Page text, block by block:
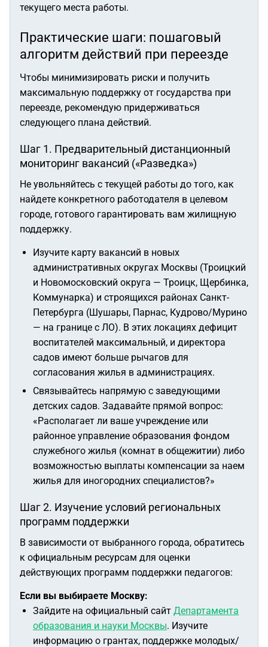
текущего места работы.
Практические шаги: пошаговый
алгоритм действий при переезде
Чтобы минимизировать риски и получить
максимальную поддержку от государства при
переезде, рекомендую придерживаться
следующего плана действий.
Шаг 1. Предварительный дистанционный
мониторинг вакансий («Разведка»)
Не увольняйтесь с текущей работы до того, как
найдете конкретного работодателя в целевом
городе, готового гарантировать вам жилищную
поддержку.
Изучите карту вакансий в новых
административных округах Москвы (Троицкий
и Новомосковский округа — Троицк, Щербинка,
Коммунарка) и строящихся районах Санкт-
Петербурга (Шушары, Парнас, Кудрово/Мурино
— на границе с ЛО). В этих локациях дефицит
воспитателей максимальный, и директора
садов имеют больше рычагов для
согласования жилья в администрациях.
Связывайтесь напрямую с заведующими
детских садов. Задавайте прямой вопрос:
«Располагает ли ваше учреждение или
районное управление образования фондом
служебного жилья (комнат в общежитии) либо
возможностью выплаты компенсации за наем
жилья для иногородних специалистов?»
Шаг 2. Изучение условий региональных
программ поддержки
В зависимости от выбранного города, обратитесь
к официальным ресурсам для оценки
действующих программ поддержки педагогов:
Если вы выбираете Москву:
Зайдите на официальный сайт Департамента
образования и науки Москвы. Изучите
информацию о грантах, поддержке молодых/